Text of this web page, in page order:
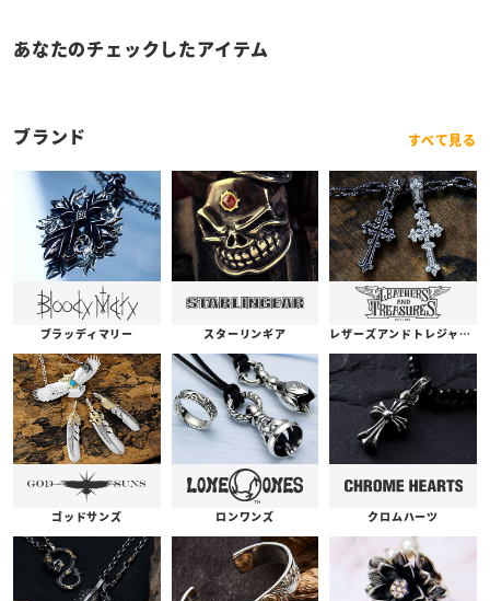
あなたのチェックしたアイテム
ブランド すべて見る
ブラッディマリー スターリンギア レザーズアンドトレジャーズ
ゴッドサンズ ロンワンズ クロムハーツ